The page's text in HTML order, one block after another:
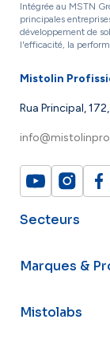
Intégrée au MSTN
principales
développement de
l'efficacité, la
Mistolin
Rua Principal,
Secteurs
Marques &
Mistolabs